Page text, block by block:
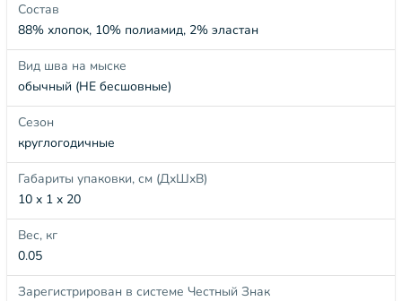
Состав
88% хлопок, 10% полиамид, 2% эластан
Вид шва на мыске
обычный (НЕ бесшовные)
Сезон
круглогодичные
Габариты упаковки, см (ДхШхВ)
10 x 1 x 20
Вес, кг
0.05
Зарегистрирован в системе Честный Знак